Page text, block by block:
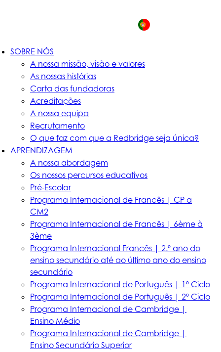
SOBRE NÓS
A nossa missão, visão e valores
As nossas histórias
Carta das fundadoras
Acreditações
A nossa equipa
Recrutamento
O que faz com que a Redbridge seja única?
APRENDIZAGEM
A nossa abordagem
Os nossos percursos educativos
Pré-Escolar
Programa Internacional de Francês | CP a
CM2
Programa Internacional de Francês | 6ème à
3ème
Programa Internacional Francês | 2.º ano do
ensino secundário até ao último ano do ensino
secundário
Programa Internacional de Português | 1º Ciclo
Programa Internacional de Português | 2º Ciclo
Programa Internacional de Cambridge |
Ensino Médio
Programa Internacional de Cambridge |
Ensino Secundário Superior